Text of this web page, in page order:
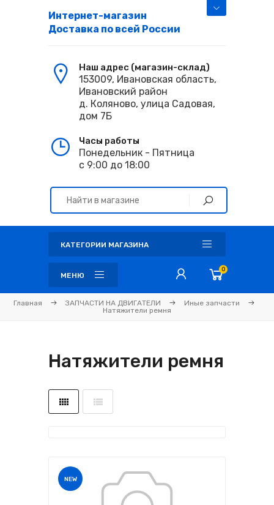
Интернет-магазин
Доставка по всей России
Наш адрес (магазин-склад)
153009, Ивановская область,
Ивановский район
д. Коляново, улица Садовая,
дом 7Б
Часы работы
Понедельник - Пятница
с 9:00 до 18:00
КАТЕГОРИИ МАГАЗИНА
МЕНЮ
0
Главная ЗАПЧАСТИ НА ДВИГАТЕЛИ
Иные запчасти
Натяжители ремня
Натяжители ремня
NEW